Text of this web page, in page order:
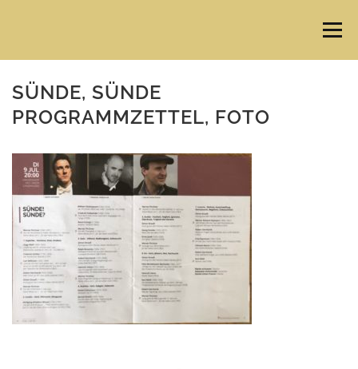
Menü
SÜNDE, SÜNDE
PROGRAMMZETTEL, FOTO